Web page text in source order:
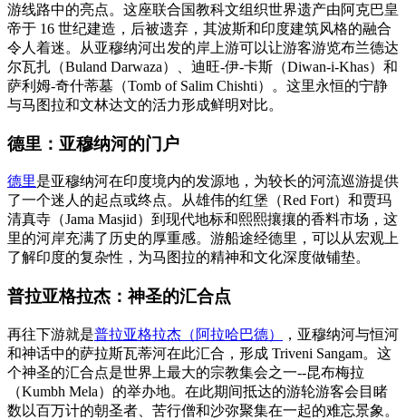
游线路中的亮点。这座联合国教科文组织世界遗产由阿克巴皇
帝于 16 世纪建造，后被遗弃，其波斯和印度建筑风格的融合
令人着迷。从亚穆纳河出发的岸上游可以让游客游览布兰德达
尔瓦扎（Buland Darwaza）、迪旺-伊-卡斯（Diwan-i-Khas）和
萨利姆-奇什蒂墓（Tomb of Salim Chishti）。这里永恒的宁静
与马图拉和文林达文的活力形成鲜明对比。
德里：亚穆纳河的门户
德里是亚穆纳河在印度境内的发源地，为较长的河流巡游提供
了一个迷人的起点或终点。从雄伟的红堡（Red Fort）和贾玛
清真寺（Jama Masjid）到现代地标和熙熙攘攘的香料市场，这
里的河岸充满了历史的厚重感。游船途经德里，可以从宏观上
了解印度的复杂性，为马图拉的精神和文化深度做铺垫。
普拉亚格拉杰：神圣的汇合点
再往下游就是普拉亚格拉杰（阿拉哈巴德）
，亚穆纳河与恒河
和神话中的萨拉斯瓦蒂河在此汇合，形成 Triveni Sangam。这
个神圣的汇合点是世界上最大的宗教集会之一--昆布梅拉
（Kumbh Mela）的举办地。在此期间抵达的游轮游客会目睹
数以百万计的朝圣者、苦行僧和沙弥聚集在一起的难忘景象。